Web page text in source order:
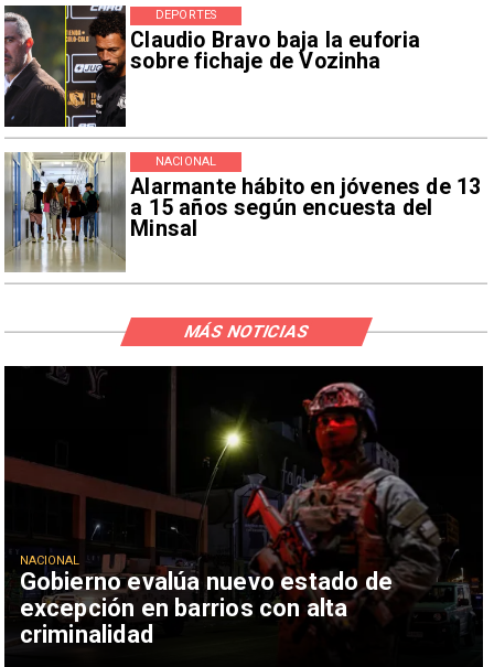
Claudio Bravo baja la euforia
sobre fichaje de Vozinha
DEPORTES
Alarmante hábito en jóvenes de 13
a 15 años según encuesta del
Minsal
NACIONAL
Gobierno evalúa nuevo estado de
excepción en barrios con alta
criminalidad
NACIONAL
MÁS NOTICIAS